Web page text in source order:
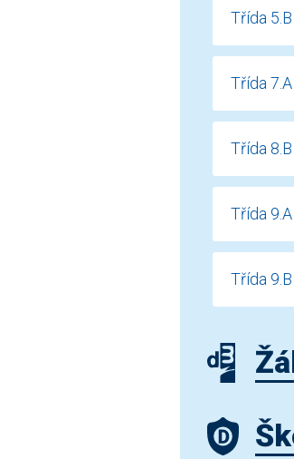
Třída 5.B
Třída 7.A
Třída 8.B
Třída
Třída